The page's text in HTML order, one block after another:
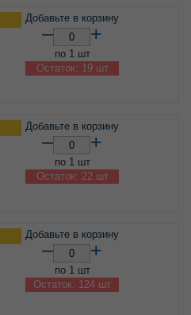
Добавьте в корзину
– +
по 1 шт
Остаток: 19 шт
Добавьте в корзину
– +
по 1 шт
Остаток: 22 шт
Добавьте в корзину
– +
по 1 шт
Остаток: 124 шт